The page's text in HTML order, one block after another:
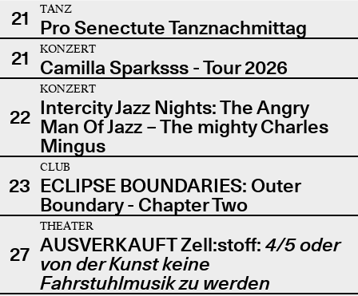
21
TANZ
Pro Senectute Tanznachmittag
21
KONZERT
Camilla Sparksss - Tour 2026
22
KONZERT
Intercity Jazz Nights: The Angry
Man Of Jazz – The mighty Charles
Mingus
23
CLUB
ECLIPSE BOUNDARIES: Outer
Boundary - Chapter Two
27
THEATER
AUSVERKAUFT Zell:stoff: 4/5 oder
von der Kunst keine
Fahrstuhlmusik zu werden